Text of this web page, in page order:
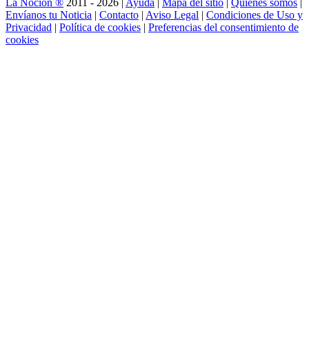
La Noción ® 2011 - 2026 | Ayuda | Mapa del sitio | Quienes somos |
Envíanos tu Noticia | Contacto | Aviso Legal | Condiciones de Uso y
Privacidad | Política de cookies | Preferencias del consentimiento de
cookies